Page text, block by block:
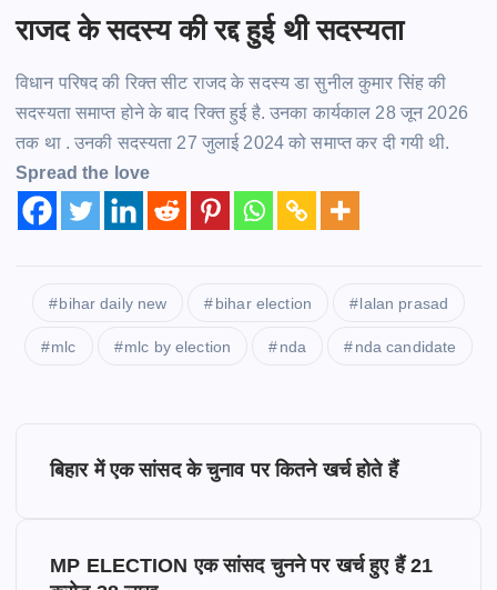
राजद के सदस्य की रद्द हुई थी सदस्यता
विधान परिषद की रिक्त सीट राजद के सदस्य डा सुनील कुमार सिंह की
सदस्यता समाप्त होने के बाद रिक्त हुई है. उनका कार्यकाल 28 जून 2026
तक था . उनकी सदस्यता 27 जुलाई 2024 को समाप्त कर दी गयी थी.
Spread the love
bihar daily new bihar election lalan prasad
mlc mlc by election nda nda candidate
बिहार में एक सांसद के चुनाव पर कितने खर्च होते हैं
MP ELECTION एक सांसद चुनने पर खर्च हुए हैं 21